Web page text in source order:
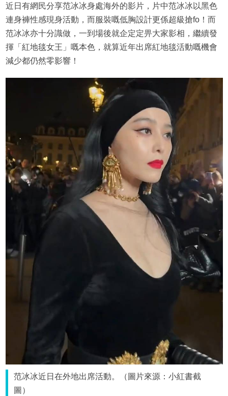
近日有網民分享范冰冰身處海外的影片，片中范冰冰以黑色
連身褲性感現身活動，而服裝嘅低胸設計更係超級搶fo！而
范冰冰亦十分識做，一到場後就企定定畀大家影相，繼續發
揮「紅地毯女王」嘅本色，就算近年出席紅地毯活動嘅機會
減少都仍然零影響！
范冰冰近日在外地出席活動。（圖片來源：小紅書截
圖）